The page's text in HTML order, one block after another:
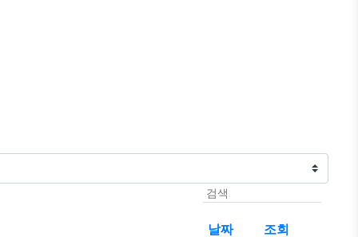
날짜
조회